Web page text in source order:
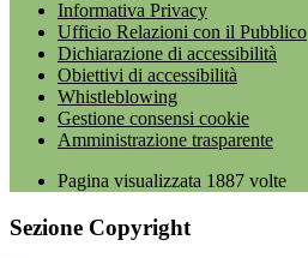
Informativa Privacy
Ufficio Relazioni con il Pubblico
Dichiarazione di accessibilità
Obiettivi di accessibilità
Whistleblowing
Gestione consensi cookie
Amministrazione trasparente
Pagina visualizzata 1887 volte
Sezione Copyright